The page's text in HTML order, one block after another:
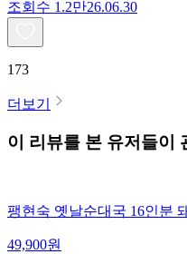
조회수 1.2만26.06.30
173
더보기
이 리뷰를 본 유저들이
팽현숙 옛날순대국 16인분
49,900원